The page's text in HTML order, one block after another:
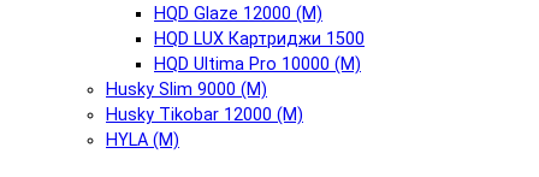
HQD Glaze 12000 (М)
HQD LUX Картриджи 1500
HQD Ultima Pro 10000 (М)
Husky Slim 9000 (М)
Husky Tikobar 12000 (М)
HYLA (М)